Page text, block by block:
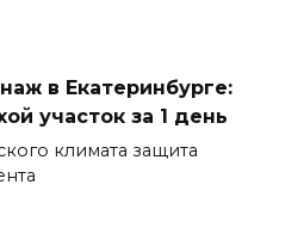
в Екатеринбурге:
участок за 1 день
климата защита